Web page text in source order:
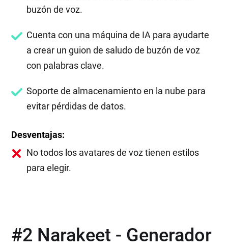
buzón de voz.
Cuenta con una máquina de IA para ayudarte
a crear un guion de saludo de buzón de voz
con palabras clave.
Soporte de almacenamiento en la nube para
evitar pérdidas de datos.
Desventajas:
No todos los avatares de voz tienen estilos
para elegir.
#2 Narakeet - Generador